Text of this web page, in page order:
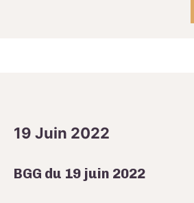
19 Juin 2022
BGG du 19 juin 2022